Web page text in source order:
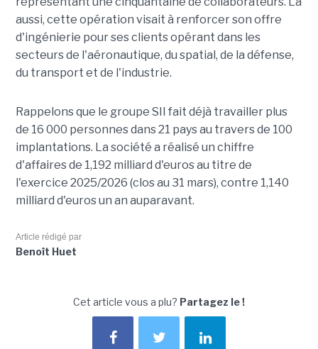
aussi, cette opération visait à renforcer son offre
d'ingénierie pour ses clients opérant dans les
secteurs de l'aéronautique, du spatial, de la défense,
du transport et de l'industrie.
Rappelons que le groupe SII fait déjà travailler plus
de 16 000 personnes dans 21 pays au travers de 100
implantations. La société a réalisé un chiffre
d'affaires de 1,192 milliard d'euros au titre de
l'exercice 2025/2026 (clos au 31 mars), contre 1,140
milliard d'euros un an auparavant.
Article rédigé par
Benoît Huet
Cet article vous a plu? Partagez le !